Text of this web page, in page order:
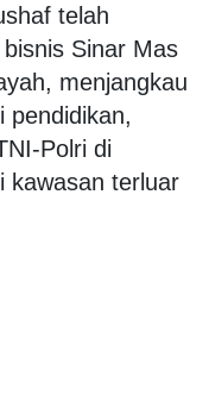
telah
Sinar Mas
menjangkau
pendidikan,
Polri di
kawasan terluar